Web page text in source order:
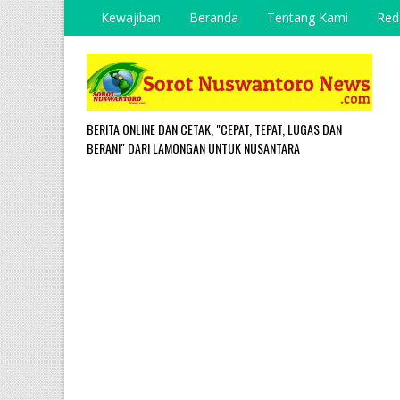
Kewajiban Beranda Tentang Kami
BERITA ONLINE DAN CETAK, "CEPAT, TEPAT, LUGAS DAN
BERANI" DARI LAMONGAN UNTUK NUSANTARA